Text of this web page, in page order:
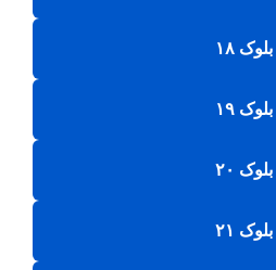
بلوک ۱۸
بلوک ۱۹
بلوک ۲۰
بلوک ۲۱